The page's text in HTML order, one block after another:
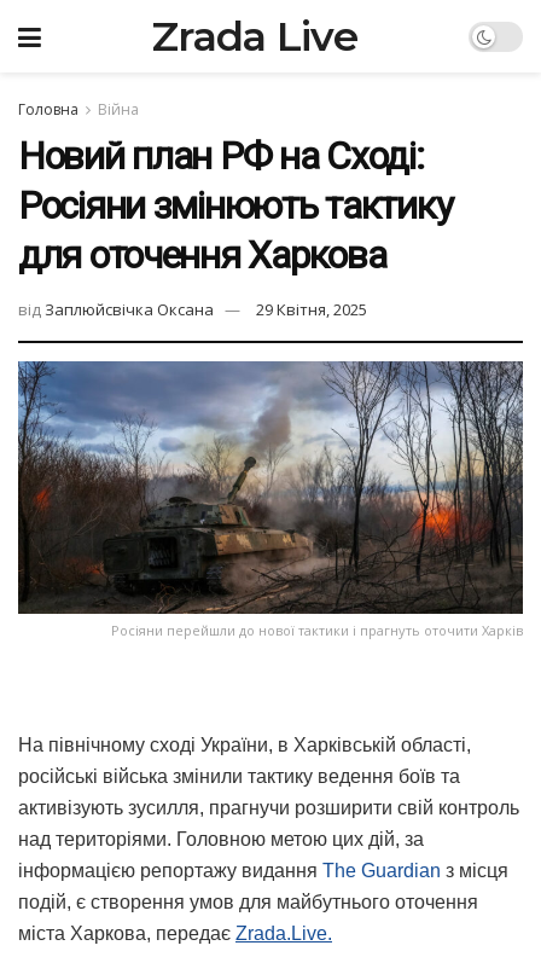
Zrada Live
Головна Війна
Новий план РФ на Сході:
Росіяни змінюють тактику
для оточення Харкова
від Заплюйсвічка Оксана 29 Квітня, 2025
Росіяни перейшли до нової тактики і прагнуть оточити Харків
На північному сході України, в Харківській області,
російські війська змінили тактику ведення боїв та
активізують зусилля, прагнучи розширити свій контроль
над територіями. Головною метою цих дій, за
інформацією репортажу видання The Guardian з місця
подій, є створення умов для майбутнього оточення
міста Харкова, передає Zrada.Live.